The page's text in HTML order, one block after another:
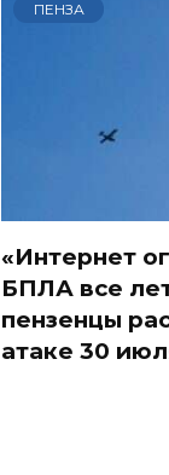
ПЕНЗА
«Интернет
БПЛА все
пензенцы
атаке 30